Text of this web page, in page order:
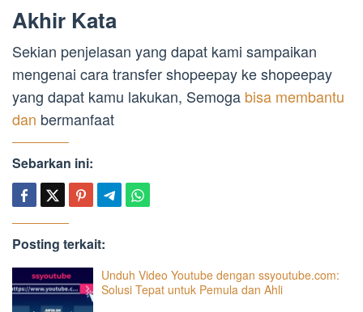
Akhir Kata
Sekian penjelasan yang dapat kami sampaikan
mengenai cara transfer shopeepay ke shopeepay
yang dapat kamu lakukan, Semoga bisa membantu
dan bermanfaat
Sebarkan ini:
Posting terkait:
Unduh Video Youtube dengan ssyoutube.com:
Solusi Tepat untuk Pemula dan Ahli